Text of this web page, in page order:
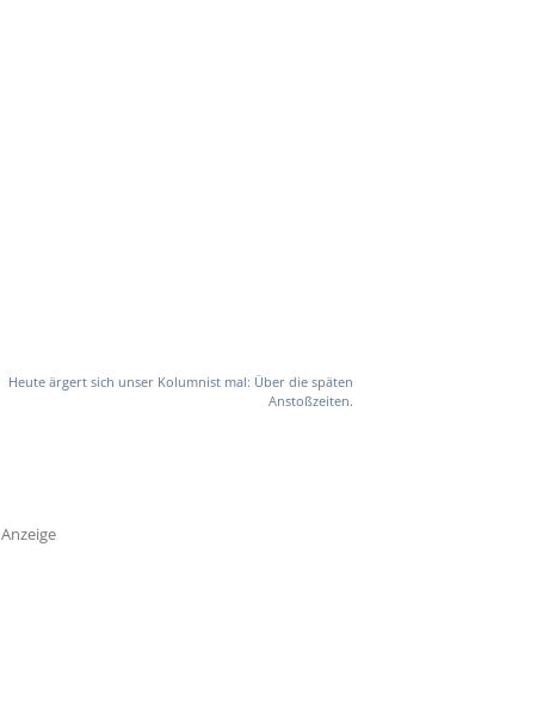
Heute ärgert sich unser Kolumnist mal: Über die späten
Anstoßzeiten.
Anzeige